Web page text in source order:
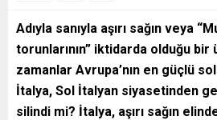
Adıyla sanıyla aşırı sağın veya
torunlarının” iktidarda olduğu bir
zamanlar Avrupa’nın en güçlü
İtalya, Sol İtalyan siyasetinden
silindi mi? İtalya, aşırı sağın